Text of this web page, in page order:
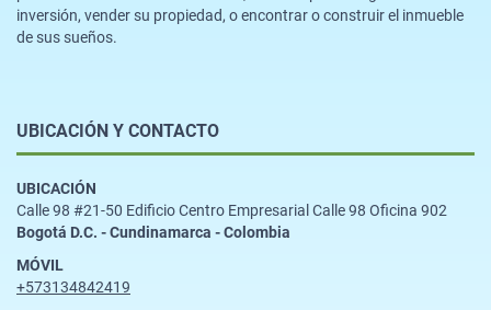
inversión, vender su propiedad, o encontrar o construir el inmueble
de sus sueños.
UBICACIÓN Y CONTACTO
UBICACIÓN
Calle 98 #21-50 Edificio Centro Empresarial Calle 98 Oficina 902
Bogotá D.C. - Cundinamarca - Colombia
MÓVIL
+573134842419